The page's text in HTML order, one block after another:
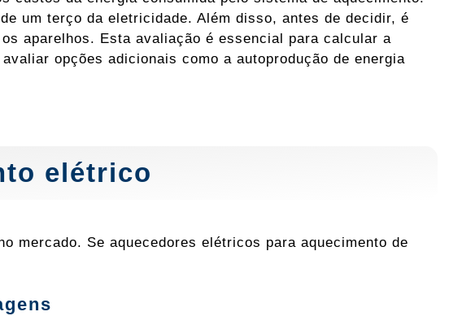
um terço da eletricidade. Além disso, antes de decidir, é
aparelhos. Esta avaliação é essencial para calcular a
opções adicionais como a autoprodução de energia
elétrico
mercado. Se aquecedores elétricos para aquecimento de